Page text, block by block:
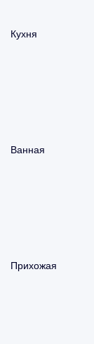
Кухня
Ванная
Прихожая